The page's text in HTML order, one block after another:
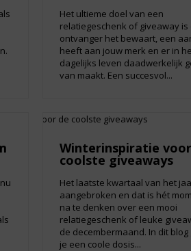
Het ultieme doel van een
relatiegeschenk of giveaway is
ontvanger het bewaart, een
heeft aan jouw merk en er in
dagelijks leven daadwerkelijk
van maakt. Een succesvol...
Winterinspiratie
coolste giveaways
Het laatste kwartaal van het
aangebroken en dat is hét
na te denken over een mooi
relatiegeschenk of leuke
de decembermaand. In dit blog
je een coole dosis...